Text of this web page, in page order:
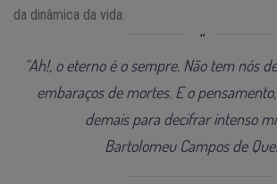
da dinâmica da vida.
“Ah!, o eterno é o sempre. Não tem nós
embaraços de mortes. E o
demais para decifrar intenso
Bartolomeu Campos de